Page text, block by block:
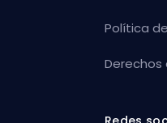
Política
Derechos